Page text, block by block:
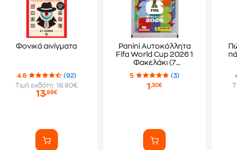
Φονικά αινίγματα
4.6
(92)
Τιμή εκδότη: 18.80€
13,99€
Panini Αυτοκόλλητα
Fifa World Cup 2026 1
Φακελάκι (7
Αυτοκόλλητα)
5 (3)
1,30€